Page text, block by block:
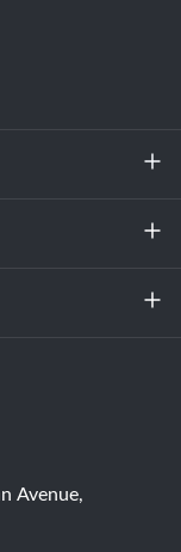
Avenue,